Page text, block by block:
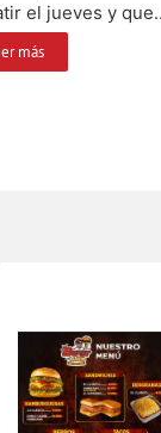
el jueves y
más